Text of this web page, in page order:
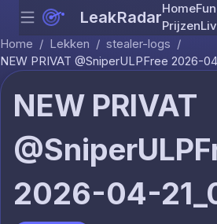
Skip to
Menu LeakRadarHome
Prijzen
Home / Lekken / stealer-logs /
NEW PRIVAT @SniperULPFree 2026-
NEW PRIVAT
2026-04-